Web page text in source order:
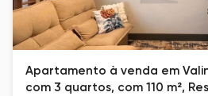
Apartamento à venda em
com 3 quartos, com 110 m²,